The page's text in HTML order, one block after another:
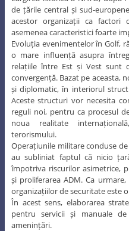
de țările central și sud-
acestor organizații ca
asemenea caracteristici foarte
Evoluția evenimentelor în Golf,
o mare influență asupra
relațiile între Est și Vest sunt
convergență. Bazat pe aceasta,
și diplomatic, în interiorul
Aceste structuri vor necesita
reguli noi, pentru ca procesul
noua realitate
terorismului.
Operațiunile militare conduse
au subliniat faptul că nicio
împotriva riscurilor asimetrice,
și proliferarea ADM. Ca
organizațiilor de securitate este
În acest sens, elaborarea
pentru servicii și manuale
amenințări.